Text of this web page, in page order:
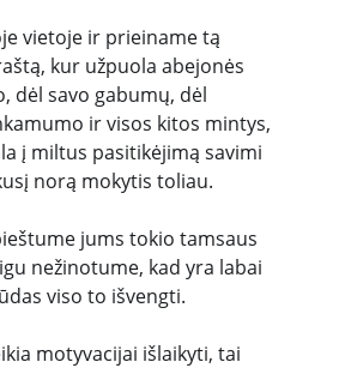
vietoje ir prieiname tą
kur užpuola abejonės
dėl savo gabumų, dėl
ir visos kitos mintys,
į miltus pasitikėjimą savimi
norą mokytis toliau.
jums tokio tamsaus
nežinotume, kad yra labai
viso to išvengti.
motyvacijai išlaikyti, tai